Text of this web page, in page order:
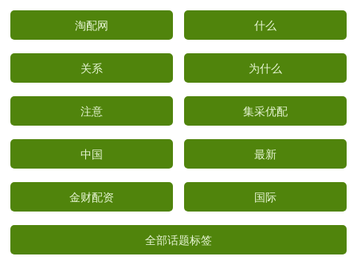
淘配网 什么
关系 为什么
注意 集采优配
中国 最新
金财配资 国际
全部话题标签